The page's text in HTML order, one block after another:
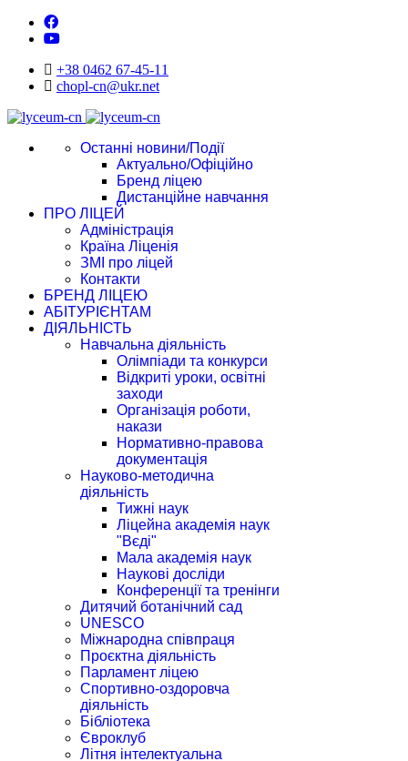
+38 0462 67-45-11
chopl-cn@ukr.net
Останні новини/Події
Актуально/Офіційно
Бренд ліцею
Дистанційне навчання
ПРО ЛІЦЕЙ
Адміністрація
Країна Ліценія
ЗМІ про ліцей
Контакти
БРЕНД ЛІЦЕЮ
АБІТУРІЄНТАМ
ДІЯЛЬНІСТЬ
Навчальна діяльність
Олімпіади та конкурси
Відкриті уроки, освітні
заходи
Організація роботи,
накази
Нормативно-правова
документація
Науково-методична
діяльність
Тижні наук
Ліцейна академія наук
"Вєді"
Мала академія наук
Наукові досліди
Конференції та тренінги
Дитячий ботанічний сад
UNESCO
Міжнародна співпраця
Проєктна діяльність
Парламент ліцею
Спортивно-оздоровча
діяльність
Бібліотека
Євроклуб
Літня інтелектуальна